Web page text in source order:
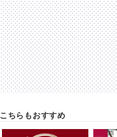
こちらもおすすめ